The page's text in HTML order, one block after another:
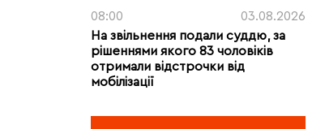
08:00
03.08.2026
На звільнення подали суддю, за
рішеннями якого 83 чоловіків
отримали відстрочки від
мобілізації